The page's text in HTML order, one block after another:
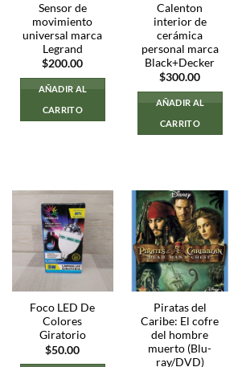
Sensor de
movimiento
universal marca
Legrand
$200.00
AÑADIR AL
CARRITO
Calenton
interior de
cerámica
personal marca
Black+Decker
$300.00
AÑADIR AL
CARRITO
Foco LED De
Colores
Giratorio
$50.00
Piratas del
Caribe: El cofre
del hombre
muerto (Blu-
ray/DVD)